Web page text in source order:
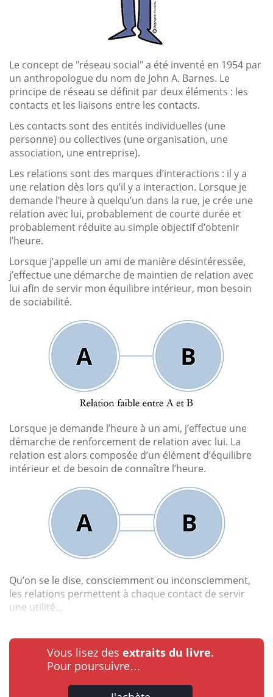
Le concept de "réseau social" a été inventé en 1954 par
un anthropologue du nom de John A. Barnes. Le
principe de réseau se définit par deux éléments : les
contacts et les liaisons entre les contacts.
Les contacts sont des entités individuelles (une
personne) ou collectives (une organisation, une
association, une entreprise).
Les relations sont des marques d’interactions : il y a
une relation dès lors qu’il y a interaction. Lorsque je
demande l’heure à quelqu’un dans la rue, je crée une
relation avec lui, probablement de courte durée et
probablement réduite au simple objectif d’obtenir
l’heure.
Lorsque j’appelle un ami de manière désintéressée,
j’effectue une démarche de maintien de relation avec
lui afin de servir mon équilibre intérieur, mon besoin
de sociabilité.
Lorsque je demande l’heure à un ami, j’effectue une
démarche de renforcement de relation avec lui. La
relation est alors composée d’un élément d’équilibre
intérieur et de besoin de connaître l’heure.
Qu’on se le dise, consciemment ou inconsciemment,
les relations permettent à chaque contact de servir
une utilité...
Vous lisez des extraits du livre.
Pour poursuivre…